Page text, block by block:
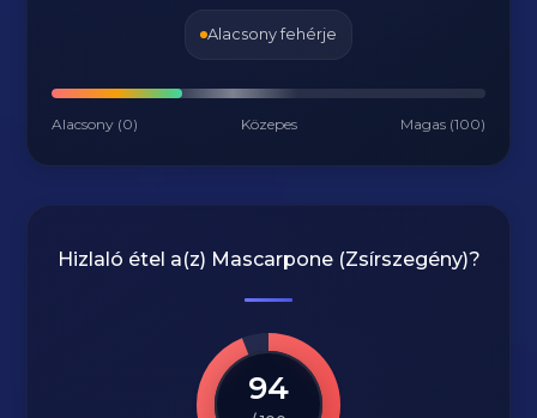
Alacsony fehérje
Alacsony (0) Közepes Magas (100)
Hizlaló étel a(z) Mascarpone (Zsírszegény)?
94